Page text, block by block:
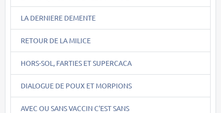
LA DERNIERE DEMENTE
RETOUR DE LA MILICE
HORS-SOL, FARTIES ET SUPERCACA
DIALOGUE DE POUX ET MORPIONS
AVEC OU SANS VACCIN C'EST SANS